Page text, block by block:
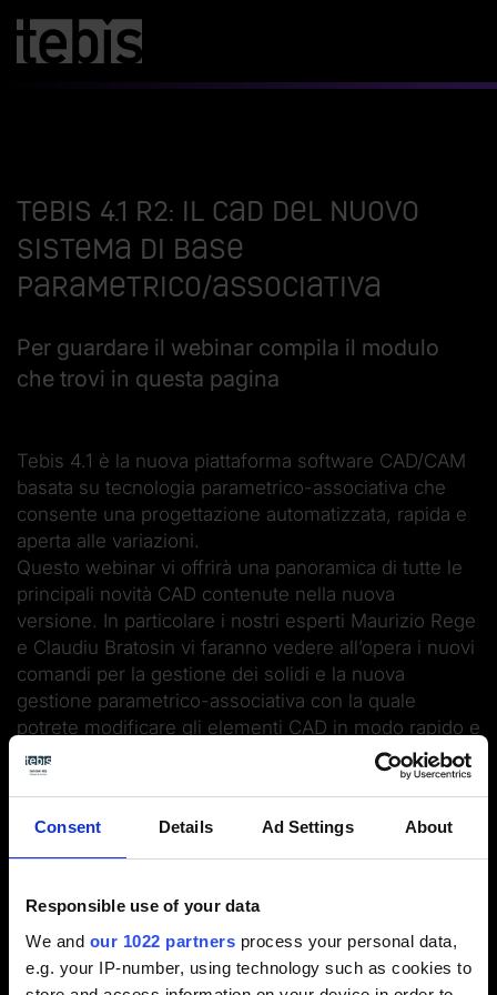
Consent Details Ad Settings About
Responsible use of your data
We and our 1022 partners process your personal data,
e.g. your IP-number, using technology such as cookies to
Tebis 4.1 R2: il CAD del nuovo
sistema di base
parametrico/associativa
Per guardare il webinar compila il modulo
che trovi in questa pagina
Tebis 4.1 è la nuova piattaforma software CAD/CAM
basata su tecnologia parametrico-associativa che
consente una progettazione automatizzata, rapida e
aperta alle variazioni.
Questo webinar vi offrirà una panoramica di tutte le
principali novità CAD contenute nella nuova
versione. In particolare i nostri esperti Maurizio Rege
e Claudiu Bratosin vi faranno vedere all’opera i nuovi
comandi per la gestione dei solidi e la nuova
gestione parametrico-associativa con la quale
potrete modificare gli elementi CAD in modo rapido e
automatizzare le procedure più ripetitive di
preparazione alla produzione mediante la creazione